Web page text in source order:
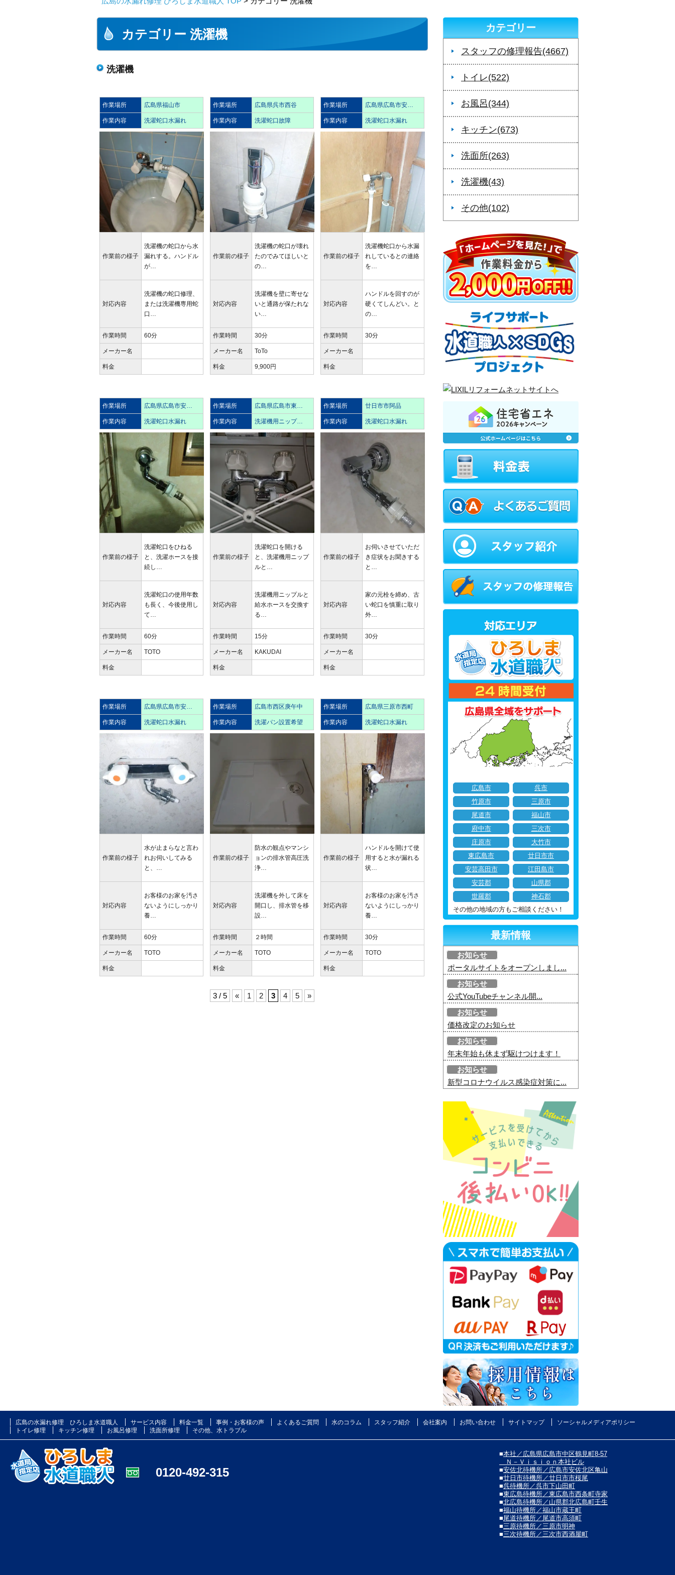
カテゴリー 洗濯機
洗濯機
作業場所 広島県福山市
作業内容 洗濯蛇口水漏れ
作業前の様子
洗濯機の蛇口から水
漏れする。ハンドル
が…
対応内容
洗濯機の蛇口修理、
または洗濯機専用蛇
口…
作業時間 60分
メーカー名
料金
作業場所 広島県呉市西谷
作業内容 洗濯蛇口故障
作業前の様子
洗濯機の蛇口が壊れ
たのでみてほしいと
の…
対応内容
洗濯機を壁に寄せな
いと通路が保たれな
い…
作業時間 30分
メーカー名 ToTo
料金 9,900円
作業場所 広島県広島市安…
作業内容 洗濯蛇口水漏れ
作業前の様子
洗濯機蛇口から水漏
れしているとの連絡
を…
対応内容
ハンドルを回すのが
硬くてしんどい。と
の…
作業時間 30分
メーカー名
料金
作業場所 広島県広島市安…
作業内容 洗濯蛇口水漏れ
作業前の様子
洗濯蛇口をひねる
と、洗濯ホースを接
続し…
対応内容
洗濯蛇口の使用年数
も長く、今後使用し
て…
作業時間 60分
メーカー名 TOTO
料金
作業場所 広島県広島市東…
作業内容 洗濯機用ニップ…
作業前の様子
洗濯蛇口を開ける
と、洗濯機用ニップ
ルと…
対応内容
洗濯機用ニップルと
給水ホースを交換す
る…
作業時間 15分
メーカー名 KAKUDAI
料金
作業場所 廿日市市阿品
作業内容 洗濯蛇口水漏れ
作業前の様子
お伺いさせていただ
き症状をお聞きする
と…
対応内容
家の元栓を締め、古
い蛇口を慎重に取り
外…
作業時間 30分
メーカー名
料金
作業場所 広島県広島市安…
作業内容 洗濯蛇口水漏れ
作業前の様子
水が止まらなと言わ
れお伺いしてみる
と、…
対応内容
お客様のお家を汚さ
ないようにしっかり
養…
作業時間 60分
メーカー名 TOTO
料金
作業場所 広島市西区庚午中
作業内容 洗濯パン設置希望
作業前の様子
防水の観点やマンシ
ョンの排水管高圧洗
浄…
対応内容
洗濯機を外して床を
開口し、排水管を移
設…
作業時間 ２時間
メーカー名 TOTO
料金
作業場所 広島県三原市西町
作業内容 洗濯蛇口水漏れ
作業前の様子
ハンドルを開けて使
用すると水が漏れる
状…
対応内容
お客様のお家を汚さ
ないようにしっかり
養…
作業時間 30分
メーカー名 TOTO
料金
3 / 5 « 1 2 3 4 5 »
カテゴリー
スタッフの修理報告(4667)
トイレ(522)
お風呂(344)
キッチン(673)
洗面所(263)
洗濯機(43)
その他(102)
広島市
呉市
竹原市
三原市
尾道市
福山市
府中市
三次市
庄原市
大竹市
東広島市
廿日市市
安芸高田市
江田島市
安芸郡
山県郡
世羅郡
神石郡
その他の地域の方もご相談ください！
最新情報
お知らせ
ポータルサイトをオープンしまし...
お知らせ
公式YouTubeチャンネル開...
お知らせ
価格改定のお知らせ
お知らせ
年末年始も休まず駆けつけます！
お知らせ
新型コロナウイルス感染症対策に...
広島の水漏れ修理 ひろしま水道職人 サービス内容 料金一覧 事例・お客様の声 よくあるご質問 水のコラム スタッフ紹介 会社案内 お問い合わせ サイトマップ
ソーシャルメディアポリシー
トイレ修理
キッチン修理 お風呂修理 洗面所修理 その他、水トラブル
0120-492-315
■本社／広島県広島市中区鶴見町8-57
Ｎ－Ｖｉｓｉｏｎ本社ビル
■安佐北待機所／広島市安佐北区亀山
■廿日市待機所／廿日市市桜尾
■呉待機所／呉市下山田町
■東広島待機所／東広島市西条町寺家
■北広島待機所／山県郡北広島町壬生
■福山待機所／福山市蔵王町
■尾道待機所／尾道市高須町
■三原待機所／三原市明神
■三次待機所／三次市西酒屋町